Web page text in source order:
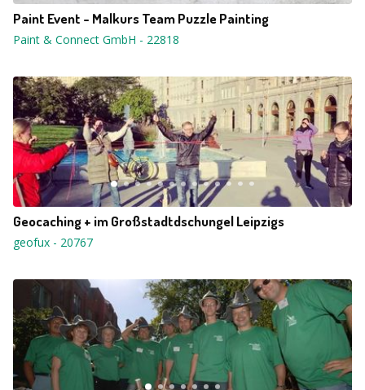
Paint Event - Malkurs Team Puzzle Painting
Paint & Connect GmbH - 22818
Geocaching + im Großstadtdschungel Leipzigs
geofux - 20767